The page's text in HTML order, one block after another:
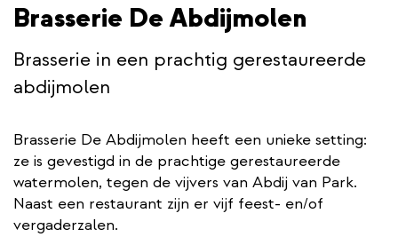
Brasserie De Abdijmolen
Brasserie in een prachtig gerestaureerde
abdijmolen
Brasserie De Abdijmolen heeft een unieke setting:
ze is gevestigd in de prachtige gerestaureerde
watermolen, tegen de vijvers van Abdij van Park.
Naast een restaurant zijn er vijf feest- en/of
vergaderzalen.